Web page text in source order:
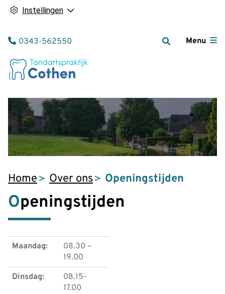
Instellingen
Menu
Tel:
0343-562550
Home Over ons Openingstijden
Openingstijden
Maandag:
08.30 –
19.00
Dinsdag:
08.15-
17.00